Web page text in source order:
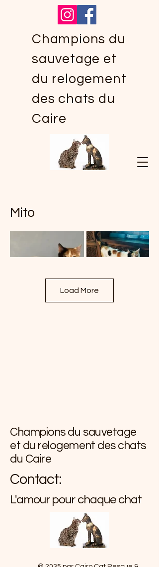
Champions du
sauvetage et
du relogement
des chats du
Caire
Mito
Load More
Champions du sauvetage
et du relogement des chats
du Caire
Contact:
L'amour pour chaque chat